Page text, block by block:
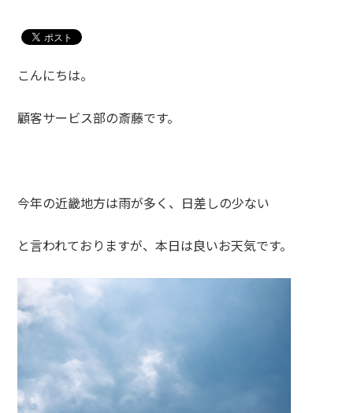
こんにちは。
顧客サービス部の斎藤です。
今年の近畿地方は雨が多く、日差しの少ない
と言われておりますが、本日は良いお天気です。